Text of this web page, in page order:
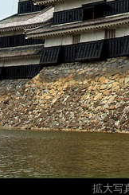
拡大写